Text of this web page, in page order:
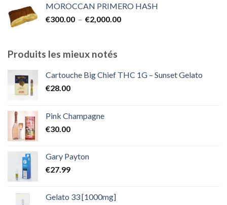
€300.00
à
MOROCCAN PRIMERO HASH
€300.00 – €2,000.00Plage
€2,000.00
Produits les mieux notés
Cartouche Big Chief THC 1G – Sunset Gelato
€28.00
Pink Champagne
€30.00
Gary Payton
€27.99
Gelato 33 [1000mg]